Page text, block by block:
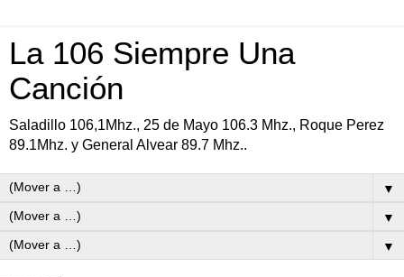
La 106 Siempre Una
Canción
Saladillo 106,1Mhz., 25 de Mayo 106.3 Mhz., Roque Perez
89.1Mhz. y General Alvear 89.7 Mhz..
▼
▼
▼